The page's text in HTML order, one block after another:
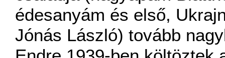
édesanyám és első,
Jónás László) tovább